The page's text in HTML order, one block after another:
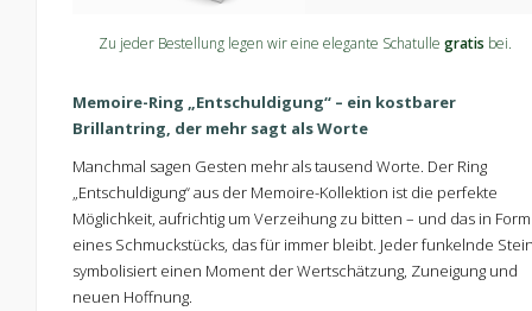
Zu jeder Bestellung legen wir eine elegante Schatullegratis bei.
Memoire-Ring „Entschuldigung“ – ein kostbarer
Brillantring, der mehr sagt als Worte
Manchmal sagen Gesten mehr als tausend Worte. Der Ring
„Entschuldigung“ aus der Memoire-Kollektion ist die perfekte
Möglichkeit, aufrichtig um Verzeihung zu bitten – und das in Form
eines Schmuckstücks, das für immer bleibt. Jeder funkelnde
symbolisiert einen Moment der Wertschätzung, Zuneigung und
neuen Hoffnung.